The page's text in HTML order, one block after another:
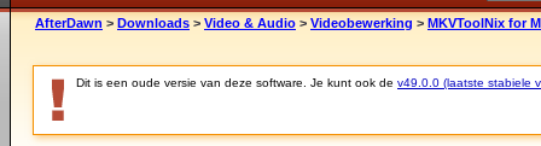
AfterDawn > Downloads > Video & Audio > Videobewerking > MKVToolNix for
Dit is een oude versie van deze software. Je kunt ook de v49.0.0 (laatste stabiele